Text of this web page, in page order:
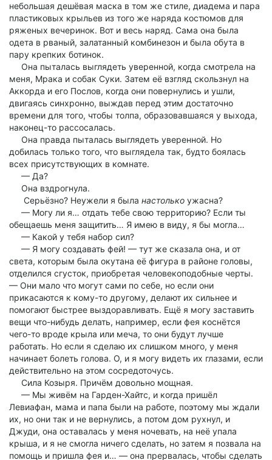
небольшая дешёвая маска в том же стиле, диадема и пара
пластиковых крыльев из того же наряда костюмов для
ряженых вечеринок. Вот и весь наряд. Сама она была
одета в рваный, залатанный комбинезон и была обута в
пару крепких ботинок.
Она пыталась выглядеть уверенной, когда смотрела на
меня, Мрака и собак Суки. Затем её взгляд скользнул на
Аккорда и его Послов, когда они повернулись и ушли,
двигаясь синхронно, выждав перед этим достаточно
времени для того, чтобы толпа, образовавшаяся у выхода,
наконец-то рассосалась.
Она правда пыталась выглядеть уверенной. Но
добилась только того, что выглядела так, будто боялась
всех присутствующих в комнате.
— Да?
Она вздрогнула.
Серьёзно? Неужели я была настолько ужасна?
— Могу ли я… отдать тебе свою территорию? Если ты
обещаешь меня защитить… Я имею в виду, я бы могла…
— Какой у тебя набор сил?
— Я могу создавать фей! — тут же сказала она, и от
света, которым была окутана её фигура в районе головы,
отделился сгусток, приобретая человекоподобные черты.
— Они мало что могут сами по себе, но если они
прикасаются к кому-то другому, делают их сильнее и
помогают быстрее выздоравливать. Ещё я могу заставить
вещи что-нибудь делать, например, если фея коснётся
чего-то вроде крыла или меча, то они будут лучше
работать. Но если я сделаю их слишком много, у меня
начинает болеть голова. О, и я могу видеть их глазами, если
действительно на этом сосредоточусь.
Сила Козыря. Причём довольно мощная.
— Мы живём на Гарден-Хайтс, и когда пришёл
Левиафан, мама и папа были на работе, поэтому мы ждали
их, но они так и не вернулись, а потом дом рухнул, и
Джуди, она оставалась у меня ночевать, на неё упала
крыша, и я не смогла ничего сделать, но затем я позвала на
помощь и пришла фея и… — она прервалась, чтобы сделать